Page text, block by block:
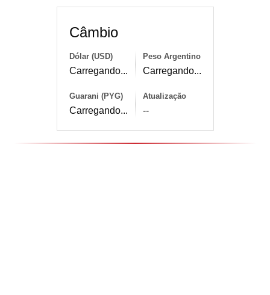
Câmbio
Dólar (USD)
Carregando...
Peso Argentino
Carregando...
Guarani (PYG)
Carregando...
Atualização
--